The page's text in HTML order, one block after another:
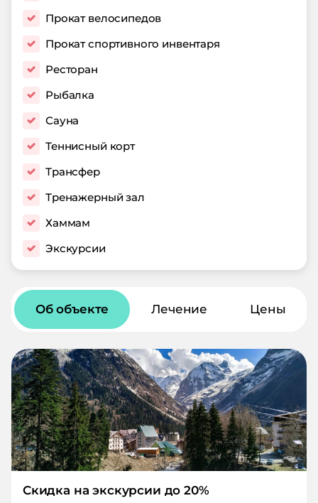
Прокат велосипедов
Прокат спортивного инвентаря
Ресторан
Рыбалка
Сауна
Теннисный корт
Трансфер
Тренажерный зал
Хаммам
Экскурсии
Об объекте Лечение Цены
Скидка на экскурсии до 20%